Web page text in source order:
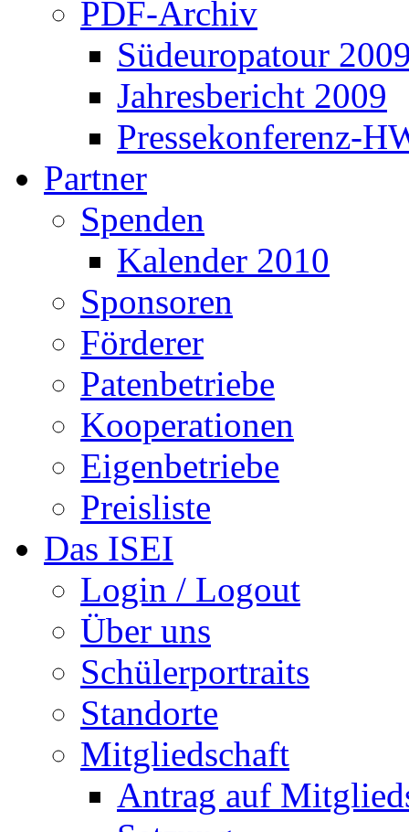
PDF-Archiv
Südeuropatour
Jahresbericht 2009
Pressekonferenz-
Partner
Spenden
Kalender 2010
Sponsoren
Förderer
Patenbetriebe
Kooperationen
Eigenbetriebe
Preisliste
Das ISEI
Login / Logout
Über uns
Schülerportraits
Standorte
Mitgliedschaft
Antrag auf